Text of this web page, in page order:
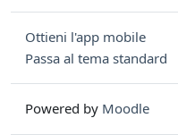
Ottieni l'app mobile
Passa al tema standard
Powered by Moodle